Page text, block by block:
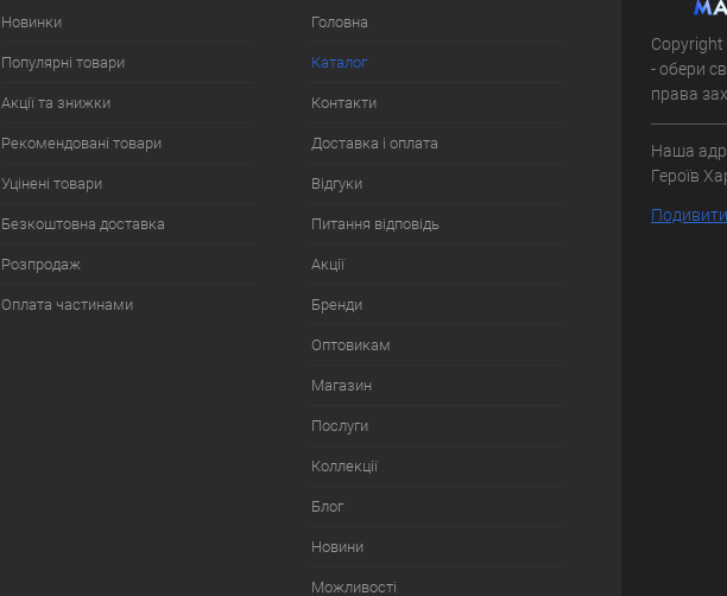
Новинки
Популярні товари
Акції та знижки
Рекомендовані товари
Уцінені товари
Безкоштовна доставка
Розпродаж
Оплата частинами
Головна
Каталог
Контакти
Доставка і оплата
Відгуки
Питання відповідь
Акції
Бренди
Оптовикам
Магазин
Послуги
Коллекції
Блог
Новини
Можливості
- обери
права
Наша
Героїв